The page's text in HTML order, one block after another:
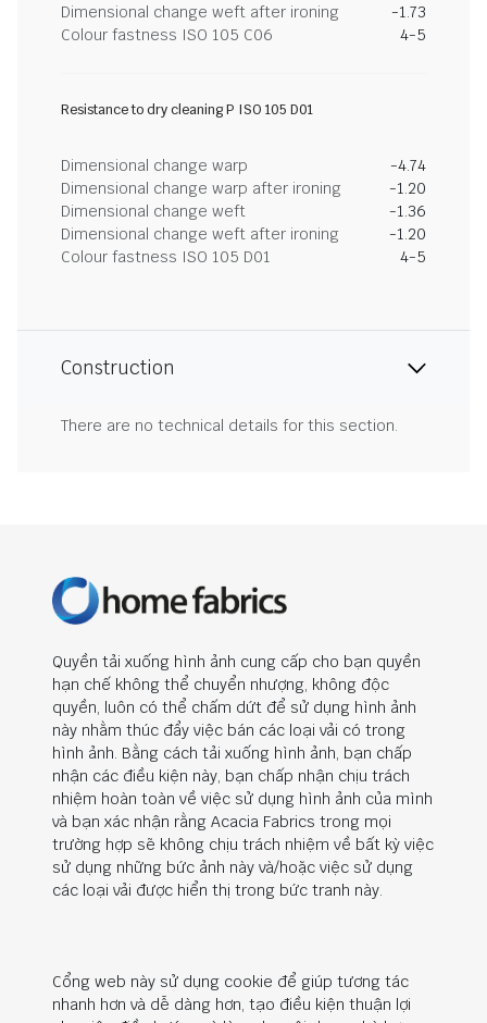
Dimensional change weft after ironing
-1.73
Colour fastness ISO 105 C06
4-5
Resistance to dry cleaning P ISO 105 D01
Dimensional change warp
-4.74
Dimensional change warp after ironing
-1.20
Dimensional change weft
-1.36
Dimensional change weft after ironing
-1.20
Colour fastness ISO 105 D01
4-5
Construction
There are no technical details for this section.
Quyền tải xuống hình ảnh cung cấp cho bạn quyền
hạn chế không thể chuyển nhượng, không độc
quyền, luôn có thể chấm dứt để sử dụng hình ảnh
này nhằm thúc đẩy việc bán các loại vải có trong
hình ảnh. Bằng cách tải xuống hình ảnh, bạn chấp
nhận các điều kiện này, bạn chấp nhận chịu trách
nhiệm hoàn toàn về việc sử dụng hình ảnh của mình
và bạn xác nhận rằng Acacia Fabrics trong mọi
trường hợp sẽ không chịu trách nhiệm về bất kỳ việc
sử dụng những bức ảnh này và/hoặc việc sử dụng
các loại vải được hiển thị trong bức tranh này.
Cổng web này sử dụng cookie để giúp tương tác
nhanh hơn và dễ dàng hơn, tạo điều kiện thuận lợi